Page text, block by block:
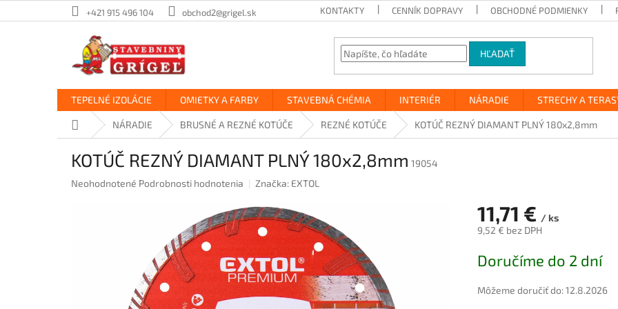
na
+421 915 496 104 obchod2@grigel.sk KONTAKTY CENNÍK DOPRAVY OBCHODNÉ PODMIENKY
HĽADAŤ
TEPELNÉ IZOLÁCIE OMIETKY A FARBY STAVEBNÁ CHÉMIA INTERIÉR NÁRADIE STRECHY A
DomovNÁRADIE BRUSNÉ A REZNÉ KOTÚČE REZNÉ KOTÚČE KOTÚČ REZNÝ DIAMANT PLNÝ 180x2,8mm
KOTÚČ REZNÝ DIAMANT PLNÝ 180x2,8mm 19054
Priemerné
Neohodnotené Podrobnosti hodnotenia Značka: EXTOL
11,71 € / ks
9,52 € bez DPH
cena:
Doručíme do 2 dní
Môžeme doručiť do:12.8.2026